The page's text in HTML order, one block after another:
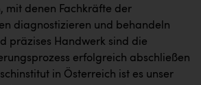
mit denen Fachkräfte der
diagnostizieren und behandeln
präzises Handwerk sind die
erfolgreich abschließen
in Österreich ist es unser